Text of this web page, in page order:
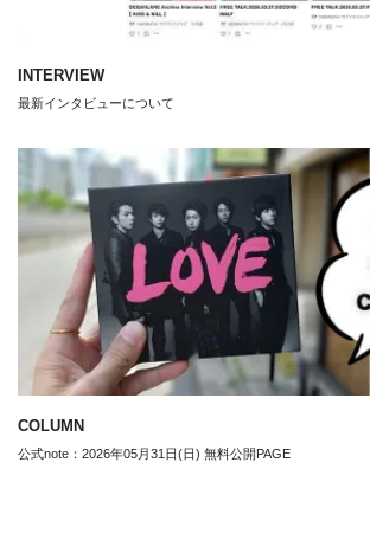
INTERVIEW
最新インタビューについて
COLUMN
公式note：2026年05月31日(日) 無料公開PAGE